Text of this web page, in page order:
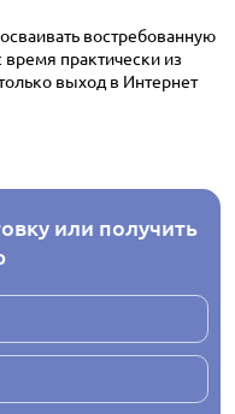
востребованную
практически из
выход в Интернет
или получить